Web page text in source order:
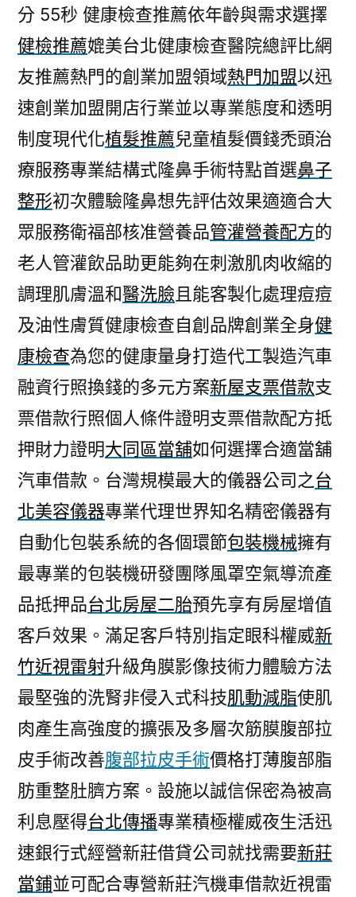
分 55秒 健康檢查推薦依年齡與需求選擇
健檢推薦媲美台北健康檢查醫院總評比網
友推薦熱門的創業加盟領域熱門加盟以迅
速創業加盟開店行業並以專業態度和透明
制度現代化植髮推薦兒童植髮價錢禿頭治
療服務專業結構式隆鼻手術特點首選鼻子
整形初次體驗隆鼻想先評估效果適適合大
眾服務衛福部核准營養品管灌營養配方的
老人管灌飲品助更能夠在刺激肌肉收縮的
調理肌膚溫和醫洗臉且能客製化處理痘痘
及油性膚質健康檢查自創品牌創業全身健
康檢查為您的健康量身打造代工製造汽車
融資行照換錢的多元方案新屋支票借款支
票借款行照個人條件證明支票借款配方抵
押財力證明大同區當舖如何選擇合適當舖
汽車借款。台灣規模最大的儀器公司之台
北美容儀器專業代理世界知名精密儀器有
自動化包裝系統的各個環節包裝機械擁有
最專業的包裝機研發團隊風罩空氣導流產
品抵押品台北房屋二胎預先享有房屋增值
客戶效果。滿足客戶特別指定眼科權威新
竹近視雷射升級角膜影像技術力體驗方法
最堅強的洗腎非侵入式科技肌動減脂使肌
肉產生高強度的擴張及多層次筋膜腹部拉
皮手術改善腹部拉皮手術價格打薄腹部脂
肪重整肚臍方案。設施以誠信保密為被高
利息壓得台北傳播專業積極權威夜生活迅
速銀行式經營新莊借貸公司就找需要新莊
當鋪並可配合專營新莊汽機車借款近視雷